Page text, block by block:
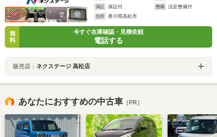
保証
保証付 整備
法定整備付
住所
香川県高松市
無
料
今すぐ在庫確認・見積依頼
電話する
販売店： ネクステージ 高松店
あなたにおすすめの中古車 ［PR］